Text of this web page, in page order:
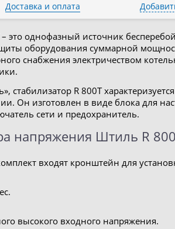
Доставка и оплата
это однофазный источник
оборудования суммарной
снабжения электричеством
стабилизатор R 800T
Он изготовлен в виде блока для
сети и предохранитель.
напряжения Штиль R
входят кронштейн для
высокого входного напряжения.